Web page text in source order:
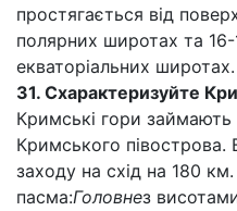
простягається від
полярних широтах та 16-
екваторіальних широтах.
31. Схарактеризуйте
Кримські гори займають
Кримського півострова.
заходу на схід на 180
пасма:Головнез